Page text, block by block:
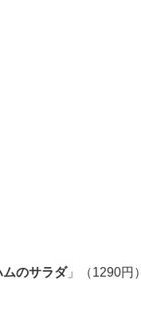
のサラダ」（1290円）